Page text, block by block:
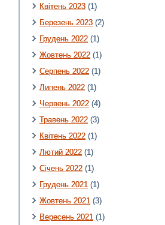
Квітень 2023 (1)
Березень 2023 (2)
Грудень 2022 (1)
Жовтень 2022 (1)
Серпень 2022 (1)
Липень 2022 (1)
Червень 2022 (4)
Травень 2022 (3)
Квітень 2022 (1)
Лютий 2022 (1)
Січень 2022 (1)
Грудень 2021 (1)
Жовтень 2021 (3)
Вересень 2021 (1)